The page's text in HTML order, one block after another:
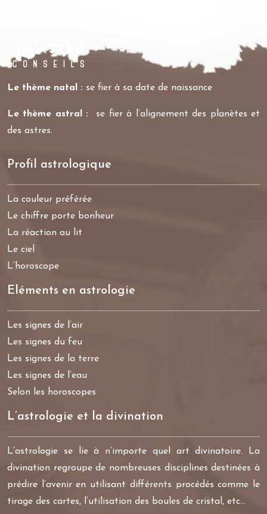
Le thème natal : se fier à sa date de naissance
Le thème astral :
se fier à l’alignement des planètes et
des astres.
Profil astrologique
La couleur préférée
Le chiffre porte bonheur
La réaction au lit
Le ciel
L’horoscope
Eléments en astrologie
Les signes de l’air
Les signes du feu
Les signes de la terre
Les signes de l’eau
Selon les horoscopes
L’astrologie et la divination
L’astrologie se lie à n’importe quel art divinatoire. La
divination regroupe de nombreuses disciplines destinées à
prédire l’avenir en utilisant différents procédés comme le
tirage des cartes, l’utilisation des boules de cristal, etc…